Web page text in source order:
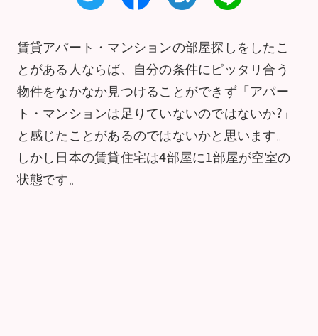
賃貸アパート・マンションの部屋探しをしたこ
とがある人ならば、自分の条件にピッタリ合う
物件をなかなか見つけることができず「アパー
ト・マンションは足りていないのではないか?」
と感じたことがあるのではないかと思います。
しかし日本の賃貸住宅は4部屋に1部屋が空室の
状態です。